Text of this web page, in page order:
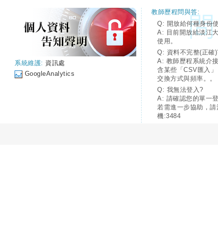
系統維護: 資訊處
GoogleAnalytics
教師歷程問與答:
Q: 開放給何種身份
A: 目前開放給淡江
使用。
Q: 資料不完整(正確
A: 教師歷程系統介
含某些「CSV匯入
交換方式與頻率。。
Q: 我無法登入?
A: 請確認您的單一
若需進一步協助，
機:3484